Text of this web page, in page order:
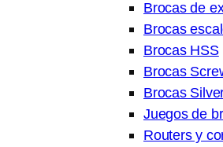
Brocas de
Brocas
Brocas HSS
Brocas
Brocas
Juegos de
Routers y